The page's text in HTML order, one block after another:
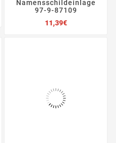
Namensschildeinlage
97-9-87109
11,39€Preis